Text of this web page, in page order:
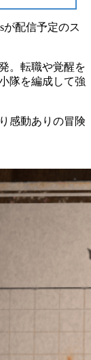
が配信予定のス
。転職や覚醒を
隊を編成して強
感動ありの冒険